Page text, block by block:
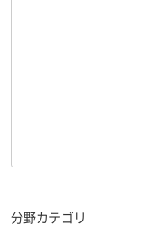
分野カテゴリ